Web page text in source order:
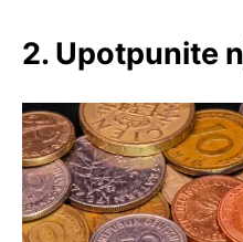
2. Upotpunite